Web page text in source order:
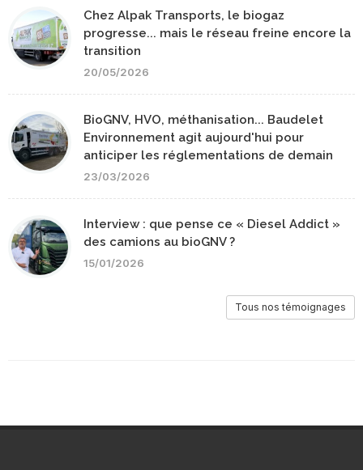
Chez Alpak Transports, le biogaz
progresse... mais le réseau freine encore la
transition
20/05/2026
BioGNV, HVO, méthanisation... Baudelet
Environnement agit aujourd'hui pour
anticiper les réglementations de demain
23/03/2026
Interview : que pense ce « Diesel Addict »
des camions au bioGNV ?
15/01/2026
Tous nos témoignages